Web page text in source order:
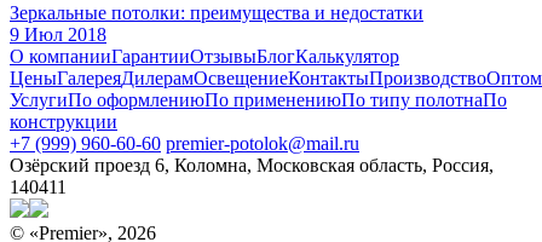
Зеркальные потолки: преимущества и недостатки
9 Июл 2018
О компанииГарантииОтзывыБлогКалькулятор
ЦеныГалереяДилерамОсвещениеКонтактыПроизводствоОптом
УслугиПо оформлениюПо применениюПо типу полотнаПо
конструкции
+7 (999) 960-60-60 premier-potolok@mail.ru
Озёрский проезд 6, Коломна, Московская область, Россия,
140411
© «Premier», 2026